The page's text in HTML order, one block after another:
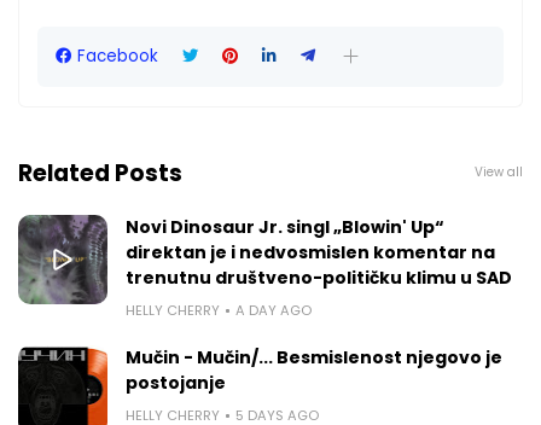
Facebook
Related Posts View all
Novi Dinosaur Jr. singl „Blowin' Up“
direktan je i nedvosmislen komentar na
trenutnu društveno-političku klimu u SAD
HELLY CHERRY A DAY AGO
Mučin - Mučin/... Besmislenost njegovo je
postojanje
HELLY CHERRY 5 DAYS AGO